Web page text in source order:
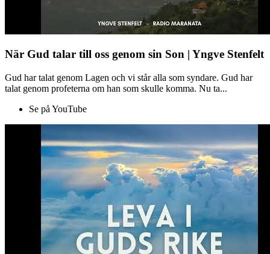
När Gud talar till oss genom sin Son | Yngve Stenfelt
Gud har talat genom Lagen och vi står alla som syndare. Gud har
talat genom profeterna om han som skulle komma. Nu ta...
Se på YouTube